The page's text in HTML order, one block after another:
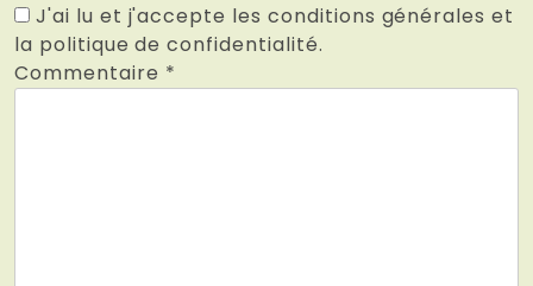
J'ai lu et j'accepte les conditions générales et
la politique de confidentialité.
Commentaire *